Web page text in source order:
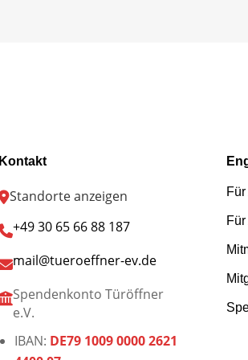
Kontakt
Standorte anzeigen
+49 30 65 66 88 187
mail@tueroeffner-ev.de
Spendenkonto Türöffner
e.V.
IBAN: DE79 1009 0000 2621